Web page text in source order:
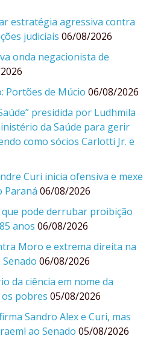
estratégia agressiva contra
judiciais 06/08/2026
onda negacionista de
Portões de Múcio 06/08/2026
presidida por Ludhmila
da Saúde para gerir
como sócios Carlotti Jr. e
Curi inicia ofensiva e mexe
Paraná 06/08/2026
pode derrubar proibição
anos 06/08/2026
Moro e extrema direita na
06/08/2026
da ciência em nome da
pobres 05/08/2026
Sandro Alex e Curi, mas
ao Senado 05/08/2026